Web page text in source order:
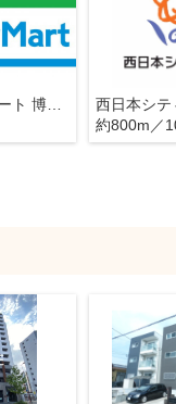
ファミリーマート 博多豊２丁目店
約800m／